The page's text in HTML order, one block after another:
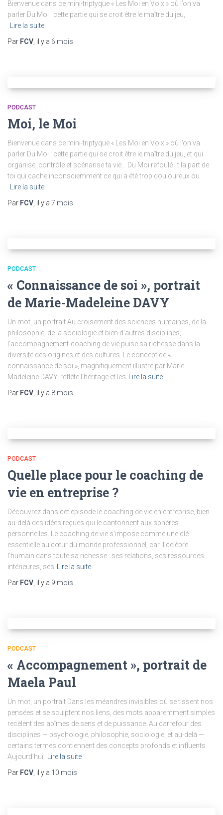
Bienvenue dans ce mini-triptyque « Les Moi en Voix » où l’on va
parler Du Moi : cette partie qui se croit être le maître du jeu,
Lire la suite
Par FCV , il y a 6 mois
PODCAST
Moi, le Moi
Bienvenue dans ce mini-triptyque « Les Moi en Voix » où l’on va
parler Du Moi : cette partie qui se croit être le maître du jeu, et qui
organise, contrôle et scénarise ta vie… Du Moi refoulé : t la part de
toi qui cache inconsciemment ce qui a été trop douloureux ou
Lire la suite
Par FCV , il y a 7 mois
PODCAST
« Connaissance de soi », portrait
de Marie-Madeleine DAVY
Un mot, un portrait Au croisement des sciences humaines, de la
philosophie, de la sociologie et bien d’autres disciplines,
l’accompagnement-coaching de vie puise sa richesse dans la
diversité des origines et des cultures. Le concept de «
connaissance de soi », magnifiquement illustré par Marie-
Madeleine DAVY, reflète l’héritage et les
Lire la suite
Par FCV , il y a 8 mois
PODCAST
Quelle place pour le coaching de
vie en entreprise ?
Découvrez dans cet épisode le coaching de vie en entreprise, bien
au-delà des idées reçues qui le cantonnent aux sphères
personnelles. Le coaching de vie s’impose comme une clé
essentielle au cœur du monde professionnel, car il célèbre
l’humain dans toute sa richesse : ses relations, ses ressources
intérieures, ses
Lire la suite
Par FCV , il y a 9 mois
PODCAST
« Accompagnement », portrait de
Maela Paul
Un mot, un portrait Dans les méandres invisibles où se tissent nos
pensées et se sculptent nos liens, des mots apparemment simples
recèlent des abîmes de sens et de puissance. Au carrefour des
disciplines — psychologie, philosophie, sociologie, et au-delà —
certains termes contiennent des concepts profonds et influents.
Aujourd’hui,
Lire la suite
Par FCV , il y a 10 mois